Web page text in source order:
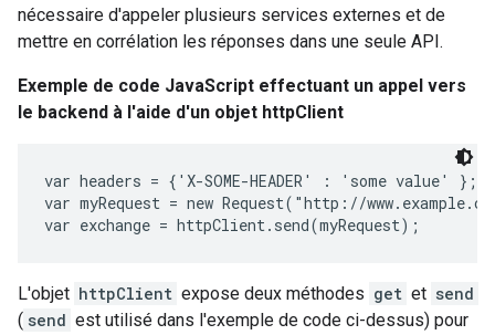
nécessaire d'appeler plusieurs services externes et de
mettre en corrélation les réponses dans une seule API.
Exemple de code JavaScript effectuant un appel vers
le backend à l'aide d'un objet httpClient
var headers = {'X-SOME-HEADER' : 'some value' };
var myRequest = new Request("http://
L'objet httpClient expose deux méthodes get et send
( send est utilisé dans l'exemple de code ci-dessus) pour